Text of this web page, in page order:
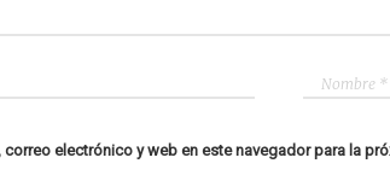
correo electrónico y web en este navegador para la